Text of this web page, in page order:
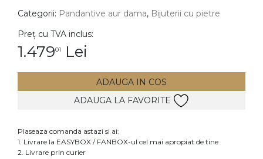
Inele
Cercei
Bratari
Lanturi
Pandantive
Categorii: Pandantive aur dama, Bijuterii cu pietre
Preț cu TVA inclus:
1.47901 Lei
ADAUGA IN COS
ADAUGA LA FAVORITE
Plaseaza comanda astazi si ai:
1. Livrare la EASYBOX / FANBOX-ul cel mai apropiat de tine
2. Livrare prin curier